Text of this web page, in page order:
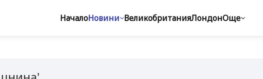
НачалоНовини ВеликобританияЛондонОще